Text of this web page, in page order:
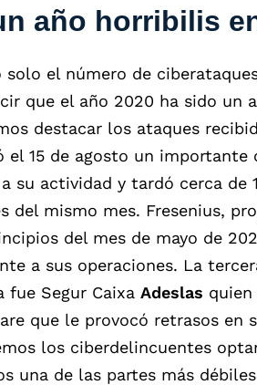
año horribilis
solo el número de
que el año 2020 ha sido un
destacar los ataques
el 15 de agosto un importante
su actividad y tardó cerca de
del mismo mes. Fresenius,
del mes de mayo de
a sus operaciones. La
fue Segur Caixa Adeslas
que le provocó retrasos en
los ciberdelincuentes
una de las partes más